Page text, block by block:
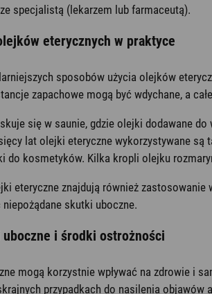
specjalistą (lekarzem lub farmaceutą).
eterycznych w praktyce
sposobów użycia olejków
zapachowe mogą być wdychane, a
się w saunie, gdzie olejki dodawane
lat olejki eteryczne wykorzystywane
do kosmetyków. Kilka kropli olejku
eteryczne znajdują również
skutki uboczne.
i środki ostrożności
mogą korzystnie wpływać na zdrowie i
przypadkach do nasilenia